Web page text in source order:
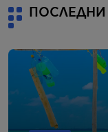
ПОСЛЕДНИ